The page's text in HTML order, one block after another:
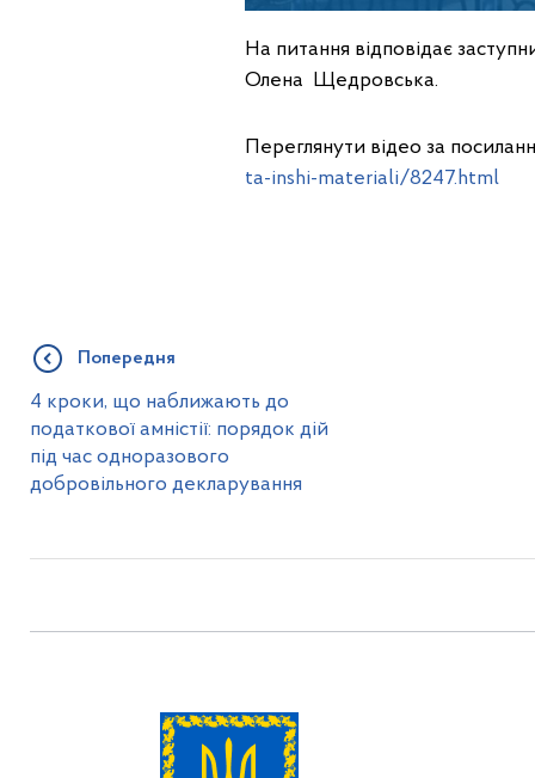
На питання відповідає
Олена Щедровська.
Переглянути відео за
ta-inshi-materiali/8247.html
Попередня
4 кроки, що наближають до
податкової амністії: порядок дій
під час одноразового
добровільного декларування